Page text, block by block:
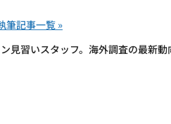
見習いスタッフ。海外調査の最新